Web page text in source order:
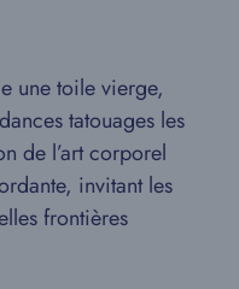
une toile vierge,
tatouages les
de l’art corporel
invitant les
frontières